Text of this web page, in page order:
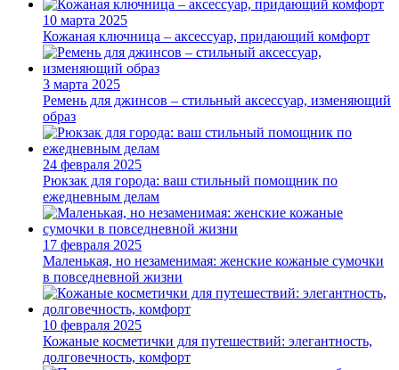
10 марта 2025
Кожаная ключница – аксессуар, придающий комфорт
3 марта 2025
Ремень для джинсов – стильный аксессуар, изменяющий
образ
24 февраля 2025
Рюкзак для города: ваш стильный помощник по
ежедневным делам
17 февраля 2025
Маленькая, но незаменимая: женские кожаные сумочки
в повседневной жизни
10 февраля 2025
Кожаные косметички для путешествий: элегантность,
долговечность, комфорт